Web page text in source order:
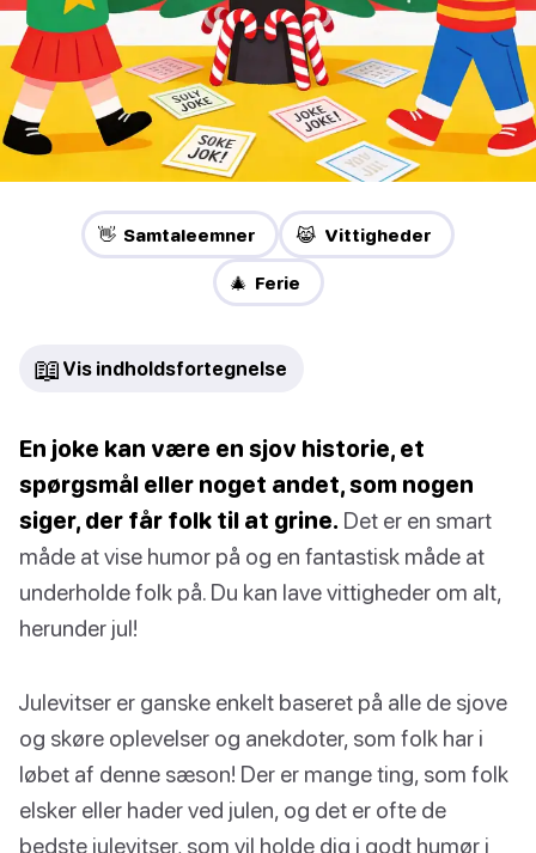
👋 Samtaleemner 😹 Vittigheder
🎄 Ferie
📖 Vis indholdsfortegnelse
En joke kan være en sjov historie, et
spørgsmål eller noget andet, som nogen
siger, der får folk til at grine. Det er en smart
måde at vise humor på og en fantastisk måde at
underholde folk på. Du kan lave vittigheder om alt,
herunder jul!
Julevitser er ganske enkelt baseret på alle de sjove
og skøre oplevelser og anekdoter, som folk har i
løbet af denne sæson! Der er mange ting, som folk
elsker eller hader ved julen, og det er ofte de
bedste julevitser, som vil holde dig i godt humør i